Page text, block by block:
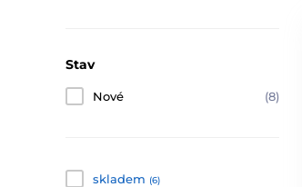
Stav
Nové (8)
skladem (6)